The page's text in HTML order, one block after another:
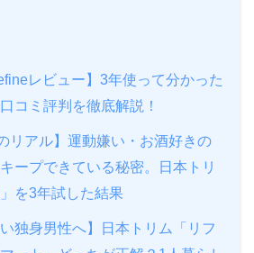
レビュー】3年使って分かった
コミ評判を徹底解説！
リアル】運動嫌い・お酒好きの
ープできている秘密。日本トリ
を3年試した結果
い独身男性へ】日本トリム「リフ